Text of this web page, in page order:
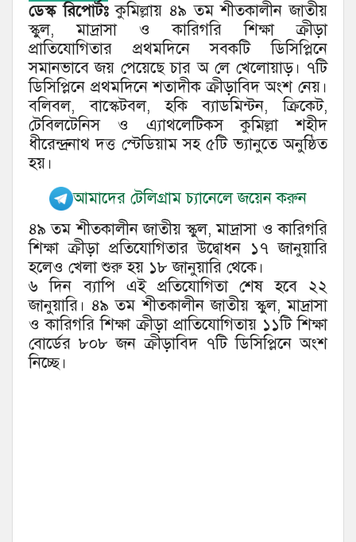
ডেস্ক রিপোর্টঃকুমিল্লায় ৪৯ তম শীতকালীন জাতীয়
স্কুল, মাদ্রাসা ও কারিগরি শিক্ষা ক্রীড়া
প্রাতিযোগিতার প্রথমদিনে সবকটি ডিসিপ্লিনে
সমানভাবে জয় পেয়েছে চার অ লে খেলোয়াড়। ৭টি
ডিসিপ্লিনে প্রথমদিনে শতাদীক ক্রীড়াবিদ অংশ নেয়।
বলিবল, বাস্কেটবল, হকি ব্যাডমিন্টন, ক্রিকেট,
টেবিলটেনিস ও এ্যাথলেটিকস কুমিল্লা শহীদ
ধীরেন্দ্রনাথ দত্ত স্টেডিয়াম সহ ৫টি ভ্যানুতে অনুষ্ঠিত
হয়।
আমাদের টেলিগ্রাম চ্যানেলে জয়েন করুন
৪৯ তম শীতকালীন জাতীয় স্কুল, মাদ্রাসা ও কারিগরি
শিক্ষা ক্রীড়া প্রতিযোগিতার উদ্বোধন ১৭ জানুয়ারি
হলেও খেলা শুরু হয় ১৮ জানুয়ারি থেকে।
৬ দিন ব্যাপি এই প্রতিযোগিতা শেষ হবে ২২
জানুয়ারি। ৪৯ তম শীতকালীন জাতীয় স্কুল, মাদ্রাসা
ও কারিগরি শিক্ষা ক্রীড়া প্রাতিযোগিতায় ১১টি শিক্ষা
বোর্ডের ৮০৮ জন ক্রীড়াবিদ ৭টি ডিসিপ্লিনে অংশ
নিচ্ছে।